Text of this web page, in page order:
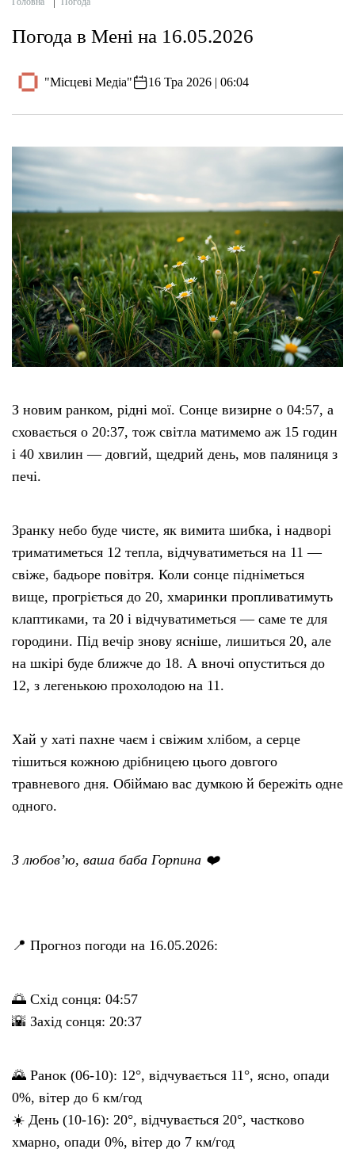
Погода в Мені на 16.05.2026
"Місцеві Медіа" 16 Тра 2026 | 06:04
З новим ранком, рідні мої. Сонце визирне о 04:57, а
сховається о 20:37, тож світла матимемо аж 15 годин
і 40 хвилин — довгий, щедрий день, мов паляниця з
печі.
Зранку небо буде чисте, як вимита шибка, і надворі
триматиметься 12 тепла, відчуватиметься на 11 —
свіже, бадьоре повітря. Коли сонце підніметься
вище, прогріється до 20, хмаринки пропливатимуть
клаптиками, та 20 і відчуватиметься — саме те для
городини. Під вечір знову ясніше, лишиться 20, але
на шкірі буде ближче до 18. А вночі опуститься до
12, з легенькою прохолодою на 11.
Хай у хаті пахне чаєм і свіжим хлібом, а серце
тішиться кожною дрібницею цього довгого
травневого дня. Обіймаю вас думкою й бережіть одне
одного.
З любов’ю, ваша баба Горпина ❤️
📍 Прогноз погоди на 16.05.2026:
🌅 Схід сонця: 04:57
🌇 Захід сонця: 20:37
🌄 Ранок (06-10): 12°, відчувається 11°, ясно, опади
0%, вітер до 6 км/год
☀️ День (10-16): 20°, відчувається 20°, частково
хмарно, опади 0%, вітер до 7 км/год